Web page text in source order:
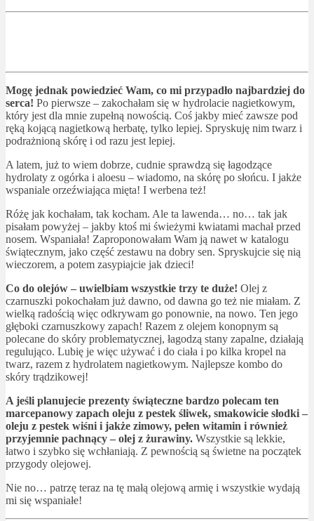
Mogę jednak powiedzieć Wam, co mi przypadło najbardziej do
serca! Po pierwsze – zakochałam się w hydrolacie nagietkowym,
który jest dla mnie zupełną nowością. Coś jakby mieć zawsze pod
ręką kojącą nagietkową herbatę, tylko lepiej. Spryskuję nim twarz i
podrażnioną skórę i od razu jest lepiej.
A latem, już to wiem dobrze, cudnie sprawdzą się łagodzące
hydrolaty z ogórka i aloesu – wiadomo, na skórę po słońcu. I jakże
wspaniale orzeźwiająca mięta! I werbena też!
Różę jak kochałam, tak kocham. Ale ta lawenda… no… tak jak
pisałam powyżej – jakby ktoś mi świeżymi kwiatami machał przed
nosem. Wspaniała! Zaproponowałam Wam ją nawet w katalogu
świątecznym, jako część zestawu na dobry sen. Spryskujcie się nią
wieczorem, a potem zasypiajcie jak dzieci!
Co do olejów – uwielbiam wszystkie trzy te duże! Olej z
czarnuszki pokochałam już dawno, od dawna go też nie miałam. Z
wielką radością więc odkrywam go ponownie, na nowo. Ten jego
głęboki czarnuszkowy zapach! Razem z olejem konopnym są
polecane do skóry problematycznej, łagodzą stany zapalne, działają
regulująco. Lubię je więc używać i do ciała i po kilka kropel na
twarz, razem z hydrolatem nagietkowym. Najlepsze kombo do
skóry trądzikowej!
A jeśli planujecie prezenty świąteczne bardzo polecam ten
marcepanowy zapach oleju z pestek śliwek, smakowicie słodki –
oleju z pestek wiśni i jakże zimowy, pełen witamin i również
przyjemnie pachnący – olej z żurawiny. Wszystkie są lekkie,
łatwo i szybko się wchłaniają. Z pewnością są świetne na początek
przygody olejowej.
Nie no… patrzę teraz na tę małą olejową armię i wszystkie wydają
mi się wspaniałe!